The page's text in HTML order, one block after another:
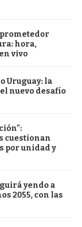
prometedor
hora,
vivo
Uruguay: la
nuevo desafío
cuestionan
por unidad y
yendo a
2055, con las